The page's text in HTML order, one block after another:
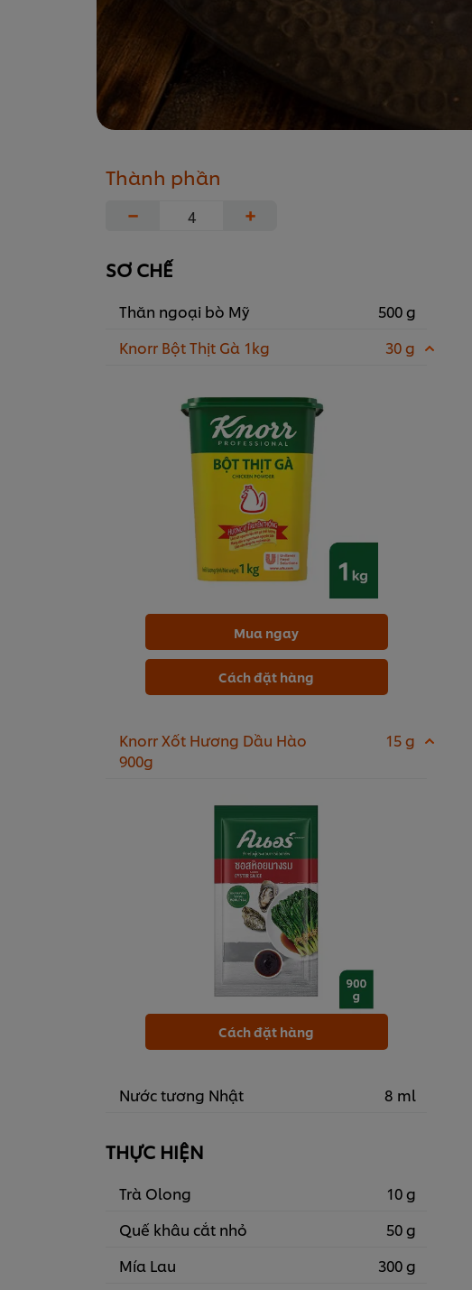
Thành phần
−
+
SƠ CHẾ
Thăn ngoại bò Mỹ
500 g
Knorr Bột Thịt Gà 1kg
30 g
Mua ngay
Cách đặt hàng
Knorr Xốt Hương Dầu Hào
900g
15 g
Cách đặt hàng
Nước tương Nhật 8 ml
THỰC HIỆN
Trà Olong
10 g
Quế khâu cắt nhỏ
50 g
Mía Lau
300 g